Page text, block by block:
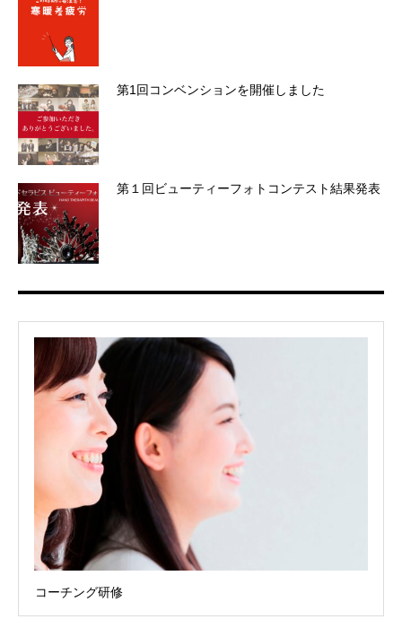
第1回コンベンションを開催しました
第１回ビューティーフォトコンテスト結果発表
コーチング研修